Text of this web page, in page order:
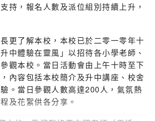
持，報名人數及派位組別持續上升，
更了解本校，本校已於二零一零年十
中體驗在靈風」以招待各小學老師、
觀本校。當日活動會由上午十時至下
內容包括本校簡介及升中講座、校舍
。當日參觀人數高達200人，氣氛熱
及花絮供各分享。